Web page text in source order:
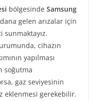
bölgesinde Samsung
gelen arızalar için
sunmaktayız.
cihazın
yapılması
soğutma
gaz seviyesinin
eklenmesi gerekebilir.